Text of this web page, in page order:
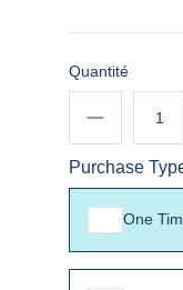
Quantité
Purchase
One